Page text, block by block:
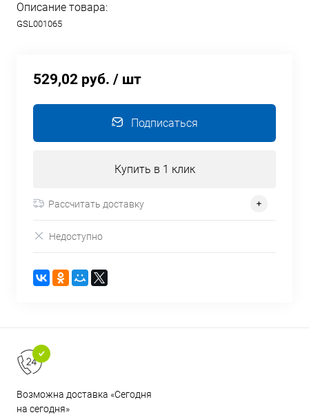
Описание товара:
GSL001065
529,02 руб. / шт
Подписаться
Купить в 1 клик
Рассчитать доставку
Недоступно
Возможна доставка «Сегодня
на сегодня»